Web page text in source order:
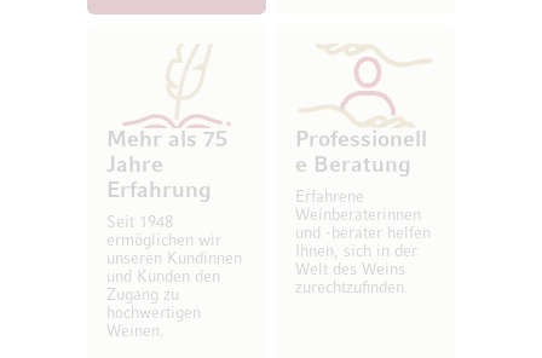
Mehr als 75
Jahre
Erfahrung
Seit 1948
ermöglichen wir
unseren Kundinnen
und Kunden den
Zugang zu
hochwertigen
Weinen.
Professionell
e Beratung
Erfahrene
Weinberaterinnen
und -berater helfen
Ihnen, sich in der
Welt des Weins
zurechtzufinden.